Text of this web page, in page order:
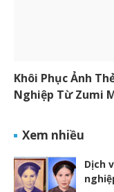
Khôi Phục Ảnh
Nghiệp Từ Zumi
Xem nhiều
Dịch